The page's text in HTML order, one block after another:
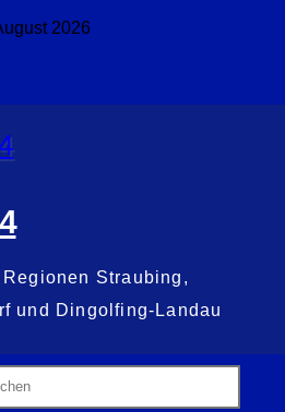
2026
Straubing,
und Dingolfing-Landau